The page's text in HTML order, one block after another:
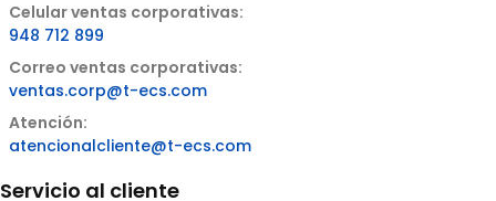
Celular ventas corporativas:
948 712 899
Correo ventas corporativas:
ventas.corp@t-ecs.com
Atención:
atencionalcliente@t-ecs.com
Servicio al cliente